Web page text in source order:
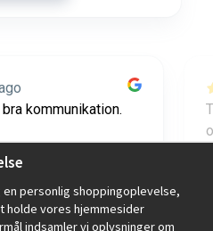
kommunikation.
personlig shoppingoplevelse,
holde vores hjemmesider
indsamler vi oplysninger om